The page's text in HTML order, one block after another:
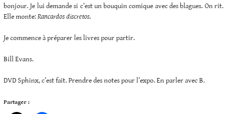
bonjour. Je lui demande si c’est un bouquin comique avec des blagues. On rit.
Elle monte:Rancardos discretos.
Je commence à préparer les livres pour partir.
Bill Evans.
DVD Sphinx, c’est fait. Prendre des notes pour l’expo. En parler avec B.
Partager :